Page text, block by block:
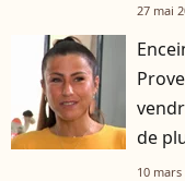
27 mai
de
10 mars